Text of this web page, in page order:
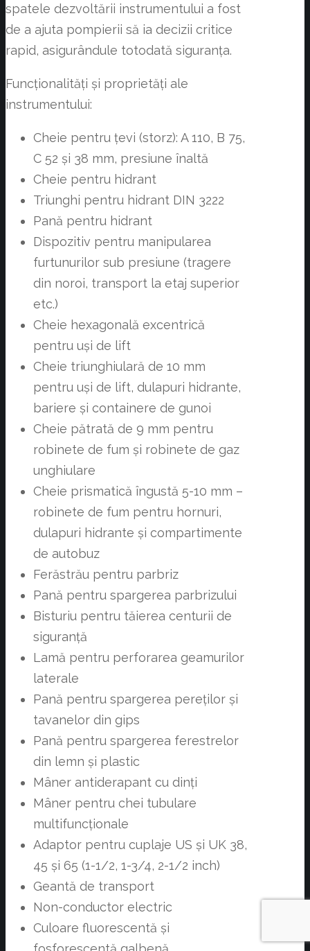
spatele dezvoltării instrumentului a fost
de a ajuta pompierii să ia decizii critice
rapid, asigurândule totodată siguranța.
Funcționalități și proprietăți ale
instrumentului:
Cheie pentru țevi (storz): A 110, B 75,
C 52 și 38 mm, presiune înaltă
Cheie pentru hidrant
Triunghi pentru hidrant DIN 3222
Pană pentru hidrant
Dispozitiv pentru manipularea
furtunurilor sub presiune (tragere
din noroi, transport la etaj superior
etc.)
Cheie hexagonală excentrică
pentru uși de lift
Cheie triunghiulară de 10 mm
pentru uși de lift, dulapuri hidrante,
bariere și containere de gunoi
Cheie pătrată de 9 mm pentru
robinete de fum și robinete de gaz
unghiulare
Cheie prismatică îngustă 5-10 mm –
robinete de fum pentru hornuri,
dulapuri hidrante și compartimente
de autobuz
Ferăstrău pentru parbriz
Pană pentru spargerea parbrizului
Bisturiu pentru tăierea centurii de
siguranță
Lamă pentru perforarea geamurilor
laterale
Pană pentru spargerea pereților și
tavanelor din gips
Pană pentru spargerea ferestrelor
din lemn și plastic
Mâner antiderapant cu dinți
Mâner pentru chei tubulare
multifuncționale
Adaptor pentru cuplaje US și UK 38,
45 și 65 (1-1/2, 1-3/4, 2-1/2 inch)
Geantă de transport
Non-conductor electric
Culoare fluorescentă și